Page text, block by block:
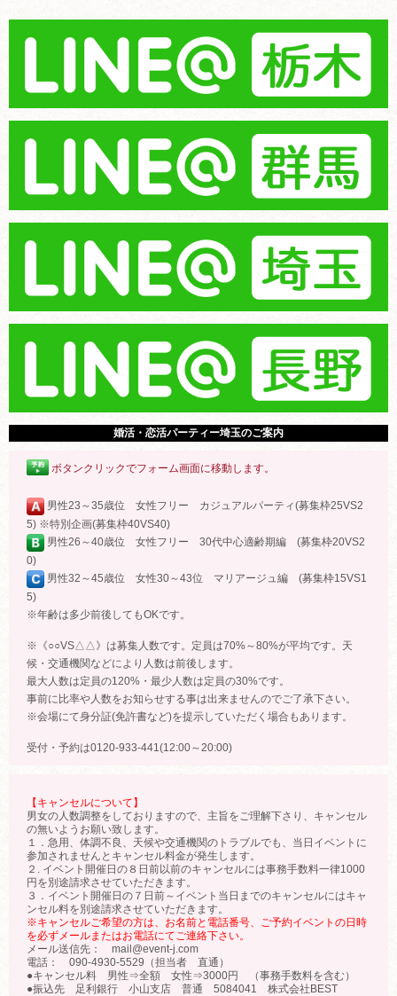
婚活・恋活パーティー埼玉のご案内
ボタンクリックでフォーム画面に移動します。
男性23～35歳位 女性フリー カジュアルパーティ(募集枠25VS2
5) ※特別企画(募集枠40VS40)
男性26～40歳位 女性フリー 30代中心適齢期編 (募集枠20VS2
0)
男性32～45歳位 女性30～43位 マリアージュ編 (募集枠15VS1
5)
※年齢は多少前後してもOKです。
※《○○VS△△》は募集人数です。定員は70%～80%が平均です。天
候・交通機関などにより人数は前後します。
最大人数は定員の120%・最少人数は定員の30%です。
事前に比率や人数をお知らせする事は出来ませんのでご了承下さい。
※会場にて身分証(免許書など)を提示していただく場合もあります。
受付・予約は0120-933-441(12:00～20:00)
【キャンセルについて】
男女の人数調整をしておりますので、主旨をご理解下さり、キャンセル
の無いようお願い致します。
１．急用、体調不良、天候や交通機関のトラブルでも、当日イベントに
参加されませんとキャンセル料金が発生します。
２. イベント開催日の８日前以前のキャンセルには事務手数料一律1000
円を別途請求させていただきます。
３．イベント開催日の７日前～イベント当日までのキャンセルにはキャ
ンセル料を別途請求させていただきます。
※キャンセルご希望の方は、お名前と電話番号、ご予約イベントの日時
を必ずメールまたはお電話にてご連絡下さい。
メール送信先： mail@event-j.com
電話： 090-4930-5529（担当者 直通）
●キャンセル料 男性⇒全額 女性⇒3000円 （事務手数料を含む）
●振込先 足利銀行 小山支店 普通 5084041 株式会社BEST